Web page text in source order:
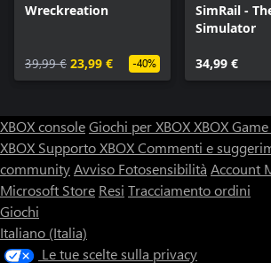
Wreckreation
39,99 € 23,99 € -40%
SimRail -
Simulator
34,99 €
XBOX consoleGiochi per XBOXXBOX Game
XBOX Supporto XBOXCommenti e
communityAvviso Fotosensibilità Account
Microsoft Store Resi Tracciamento ordini
Giochi
Italiano (Italia)
Le tue scelte sulla privacy